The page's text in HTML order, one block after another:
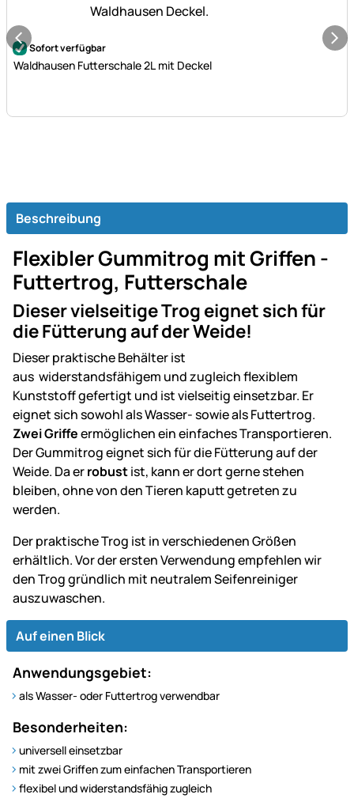
Noch keine Bewertungen abgegeben
Sofort verfügbar
Waldhausen Futterschale 2L mit Deckel
Beschreibung
Flexibler Gummitrog mit Griffen -
Futtertrog, Futterschale
Dieser vielseitige Trog eignet sich für
die Fütterung auf der Weide!
Dieser praktische Behälter ist
aus widerstandsfähigem und zugleich flexiblem
Kunststoff gefertigt und ist vielseitig einsetzbar. Er
eignet sich sowohl als Wasser- sowie als Futtertrog.
Zwei Griffeermöglichen ein einfaches Transportieren.
Der Gummitrog eignet sich für die Fütterung auf der
Weide. Da errobustist, kann er dort gerne stehen
bleiben, ohne von den Tieren kaputt getreten zu
werden.
Der praktische Trog ist in verschiedenen Größen
erhältlich. Vor der ersten Verwendung empfehlen wir
den Trog gründlich mit neutralem Seifenreiniger
auszuwaschen.
Auf einen Blick
Anwendungsgebiet:
als Wasser- oder Futtertrog verwendbar
Besonderheiten:
universell einsetzbar
mit zwei Griffen zum einfachen Transportieren
flexibel und widerstandsfähig zugleich